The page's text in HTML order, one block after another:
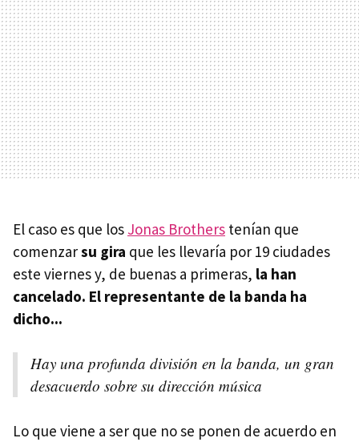
El caso es que los Jonas Brothers tenían que
comenzarsu gira que les llevaría por 19 ciudades
este viernes y, de buenas a primeras, la han
cancelado. El representante de la banda ha
dicho...
Hay una profunda división en la banda, un gran
desacuerdo sobre su dirección música
Lo que viene a ser que no se ponen de acuerdo en